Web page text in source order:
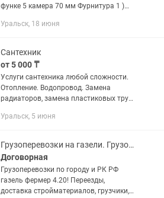
функе 5 камера 70 мм Фурнитура 1 )
качество, доступные цены, ГАРАНТИЯ -
Уральск, 18 июня
Сантехник
от 5 000 ₸
Услуги сантехника любой сложности.
Отопление. Водопровод. Замена
радиаторов, замена пластиковых труб
стиральных машин. Замена счетчиков ,
Уральск, 5 июня
Грузоперевозки на газели. Грузодоставка. Услуга газели. Газель по городу.
Договорная
Грузоперевозки по городу и РК РФ
газель фермер 4.20! Переезды,
доставка стройматериалов, грузчики,